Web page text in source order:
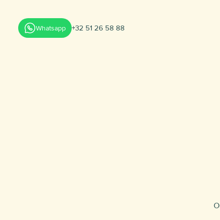
Whatsapp +32 51 26 58 88